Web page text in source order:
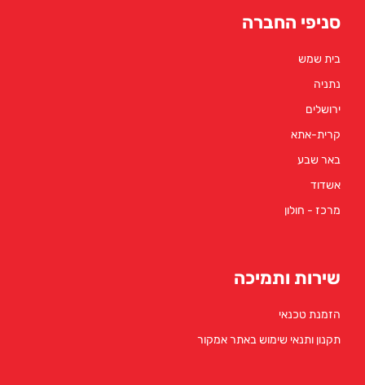
סניפי החברה
בית שמש
נתניה
ירושלים
קרית-אתא
באר שבע
אשדוד
מרכז - חולון
שירות ותמיכה
הזמנת טכנאי
תקנון ותנאי שימוש באתר אמקור